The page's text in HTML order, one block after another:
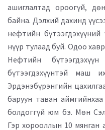
ашиглалтад ороогүй,
байна. Дэлхий дахинд
нефтийн
нүүр тулаад буй. Одоо
Нефтийн
бүтээгдэхүүнтэй маш
Эрдэнэбүрэнгийн
баруун таван
болдоггүй юм бэ. Мөн
Гэр хорооллын 10 мянган